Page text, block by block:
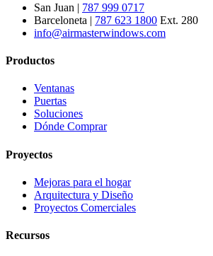
San Juan | 787 999 0717
Barceloneta | 787 623 1800 Ext. 280
info@airmasterwindows.com
Productos
Ventanas
Puertas
Soluciones
Dónde Comprar
Proyectos
Mejoras para el hogar
Arquitectura y Diseño
Proyectos Comerciales
Recursos